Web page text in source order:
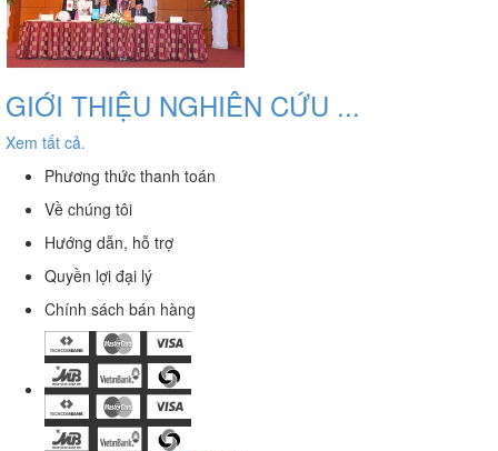
GIỚI THIỆU NGHIÊN CỨU ...
Xem tất cả.
Phương thức thanh toán
Về chúng tôi
Hướng dẫn, hỗ trợ
Quyền lợi đại lý
Chính sách bán hàng